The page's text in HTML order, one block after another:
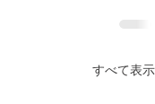
すべて表示